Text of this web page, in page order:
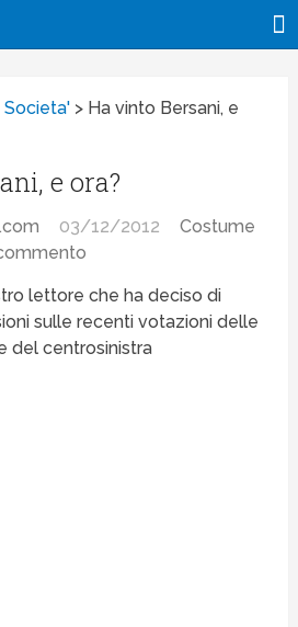
> Ha vinto Bersani, e
e ora?
03/12/2012
Costume
lettore che ha deciso di
sulle recenti votazioni delle
del centrosinistra